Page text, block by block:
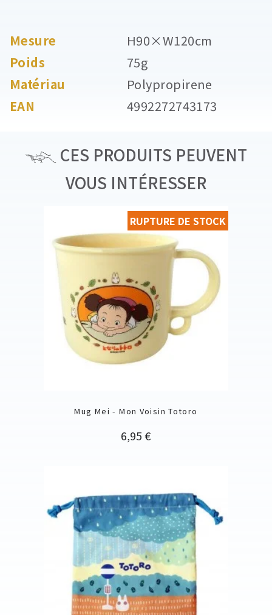
Mesure
H90×W120cm
Poids
75g
Matériau
Polypropirene
EAN
4992272743173
CES PRODUITS PEUVENT
VOUS INTÉRESSER
Mug Mei - Mon Voisin Totoro
Prix
6,95 €
RUPTURE DE STOCK